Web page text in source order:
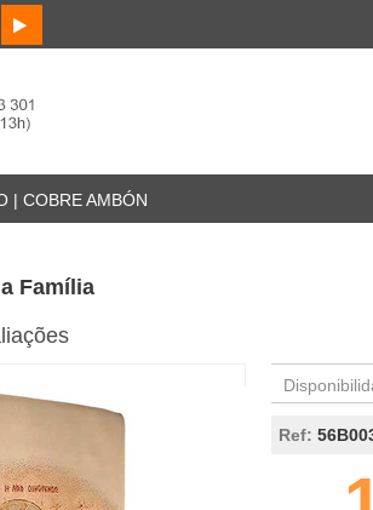
| COBRE AMBÓN
Família
Ref: